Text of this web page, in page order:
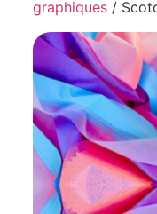
graphiques /